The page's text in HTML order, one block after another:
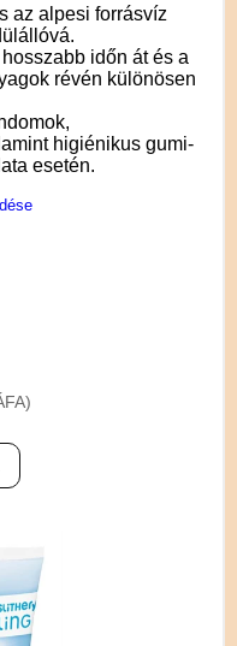
az alpesi forrásvíz
időn át és a
révén különösen
higiénikus gumi-
esetén.